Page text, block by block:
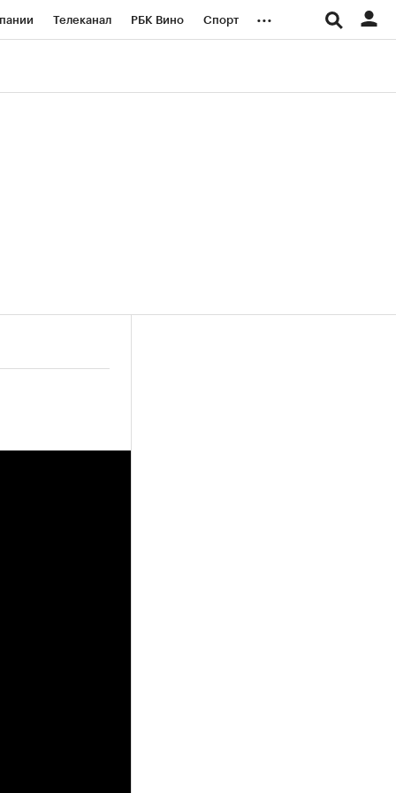
Телеканал РБК Вино Спорт ...